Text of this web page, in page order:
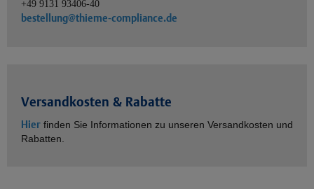
+49 9131 93406-40
bestellung@thieme-compliance.de
Versandkosten & Rabatte
Hier finden Sie Informationen zu unseren Versandkosten und
Rabatten.